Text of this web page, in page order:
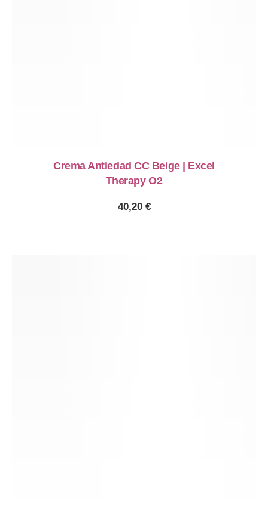
Crema Antiedad CC Beige | Excel
Therapy O2
40,20 €